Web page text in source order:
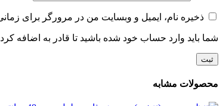
ذخیره نام، ایمیل و وبسایت من در مرورگر برای
شما باید وارد حساب خود شده باشید تا قادر به اضافه
محصولات مشابه